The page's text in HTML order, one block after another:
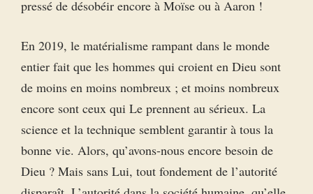
pressé de désobéir encore à Moïse ou à Aaron !
En 2019, le matérialisme rampant dans le monde
entier fait que les hommes qui croient en Dieu sont
de moins en moins nombreux ; et moins nombreux
encore sont ceux qui Le prennent au sérieux. La
science et la technique semblent garantir à tous la
bonne vie. Alors, qu’avons-nous encore besoin de
Dieu ? Mais sans Lui, tout fondement de l’autorité